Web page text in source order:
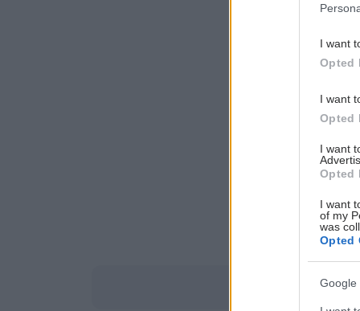
I want
Opted
I want
Opted
I want
Opted
I want
of my
was
Opted
Google